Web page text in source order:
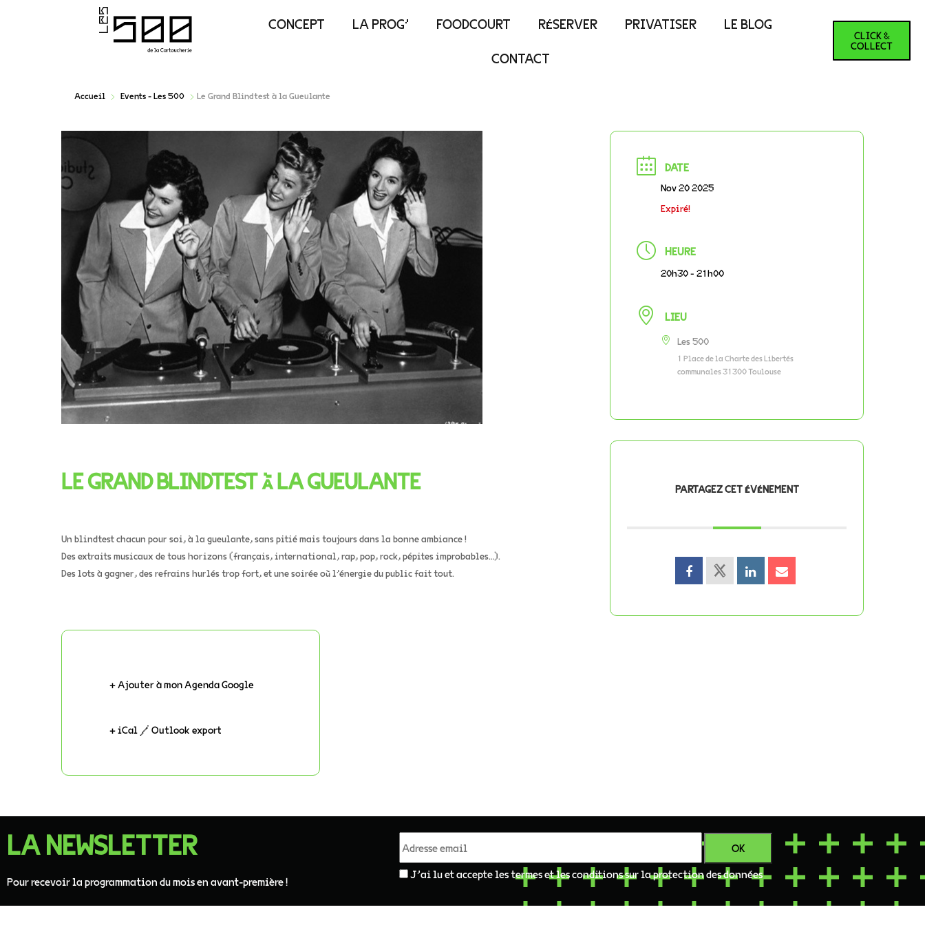
CONCEPT LA PROG’ FOODCOURT RÉSERVER PRIVATISER LE BLOG
CONTACT
CLICK &
COLLECT
Accueil Events - Les 500 Le Grand Blindtest à la Gueulante
LE GRAND BLINDTEST À LA GUEULANTE
Un blindtest chacun pour soi, à la gueulante, sans pitié mais toujours dans la bonne ambiance !
Des extraits musicaux de tous horizons (français, international, rap, pop, rock, pépites improbables…).
Des lots à gagner, des refrains hurlés trop fort, et une soirée où l’énergie du public fait tout.
+ Ajouter à mon Agenda Google
+ iCal / Outlook export
DATE
Nov 20 2025
Expiré!
HEURE
20h30 - 21h00
LIEU
Les 500
1 Place de la Charte des Libertés
communales 31300 Toulouse
PARTAGEZ CET ÉVÉNEMENT
LA NEWSLETTER
Pour recevoir la programmation du mois en avant-première !
J'ai lu et accepte les termes et les conditions sur la protection des données